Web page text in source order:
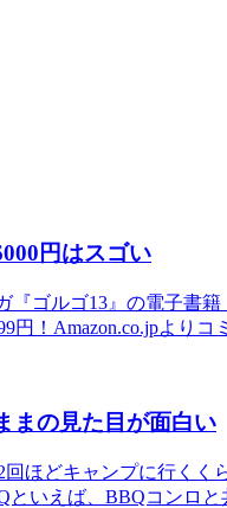
円はスゴい
ゴルゴ13』の電子書籍
円！Amazon.co.jpよりコ
まの見た目が面白い
ほどキャンプに行くく
いえば、BBQコンロと